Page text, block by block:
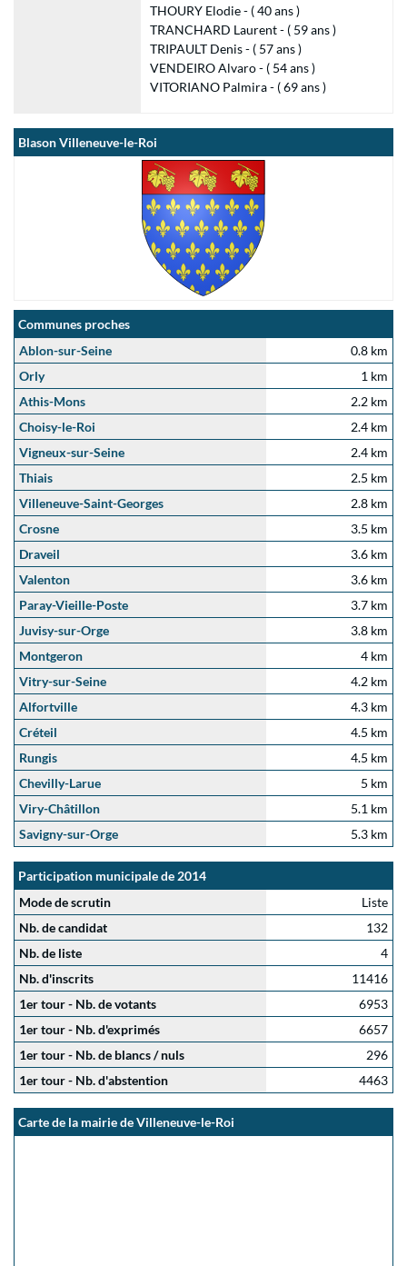
THOURY Elodie - ( 40 ans )
TRANCHARD Laurent - ( 59 ans )
TRIPAULT Denis - ( 57 ans )
VENDEIRO Alvaro - ( 54 ans )
VITORIANO Palmira - ( 69 ans )
Blason Villeneuve-le-Roi
Communes proches
Ablon-sur-Seine
0.8 km
Orly
1 km
Athis-Mons
2.2 km
Choisy-le-Roi
2.4 km
Vigneux-sur-Seine
2.4 km
Thiais
2.5 km
Villeneuve-Saint-Georges
2.8 km
Crosne
3.5 km
Draveil
3.6 km
Valenton
3.6 km
Paray-Vieille-Poste
3.7 km
Juvisy-sur-Orge
3.8 km
Montgeron
4 km
Vitry-sur-Seine
4.2 km
Alfortville
4.3 km
Créteil
4.5 km
Rungis
4.5 km
Chevilly-Larue
5 km
Viry-Châtillon
5.1 km
Savigny-sur-Orge
5.3 km
Participation municipale de 2014
Mode de scrutin
Liste
Nb. de candidat
132
Nb. de liste
4
Nb. d'inscrits
11416
1er tour - Nb. de votants
6953
1er tour - Nb. d'exprimés
6657
1er tour - Nb. de blancs / nuls
296
1er tour - Nb. d'abstention
4463
Carte de la mairie de Villeneuve-le-Roi